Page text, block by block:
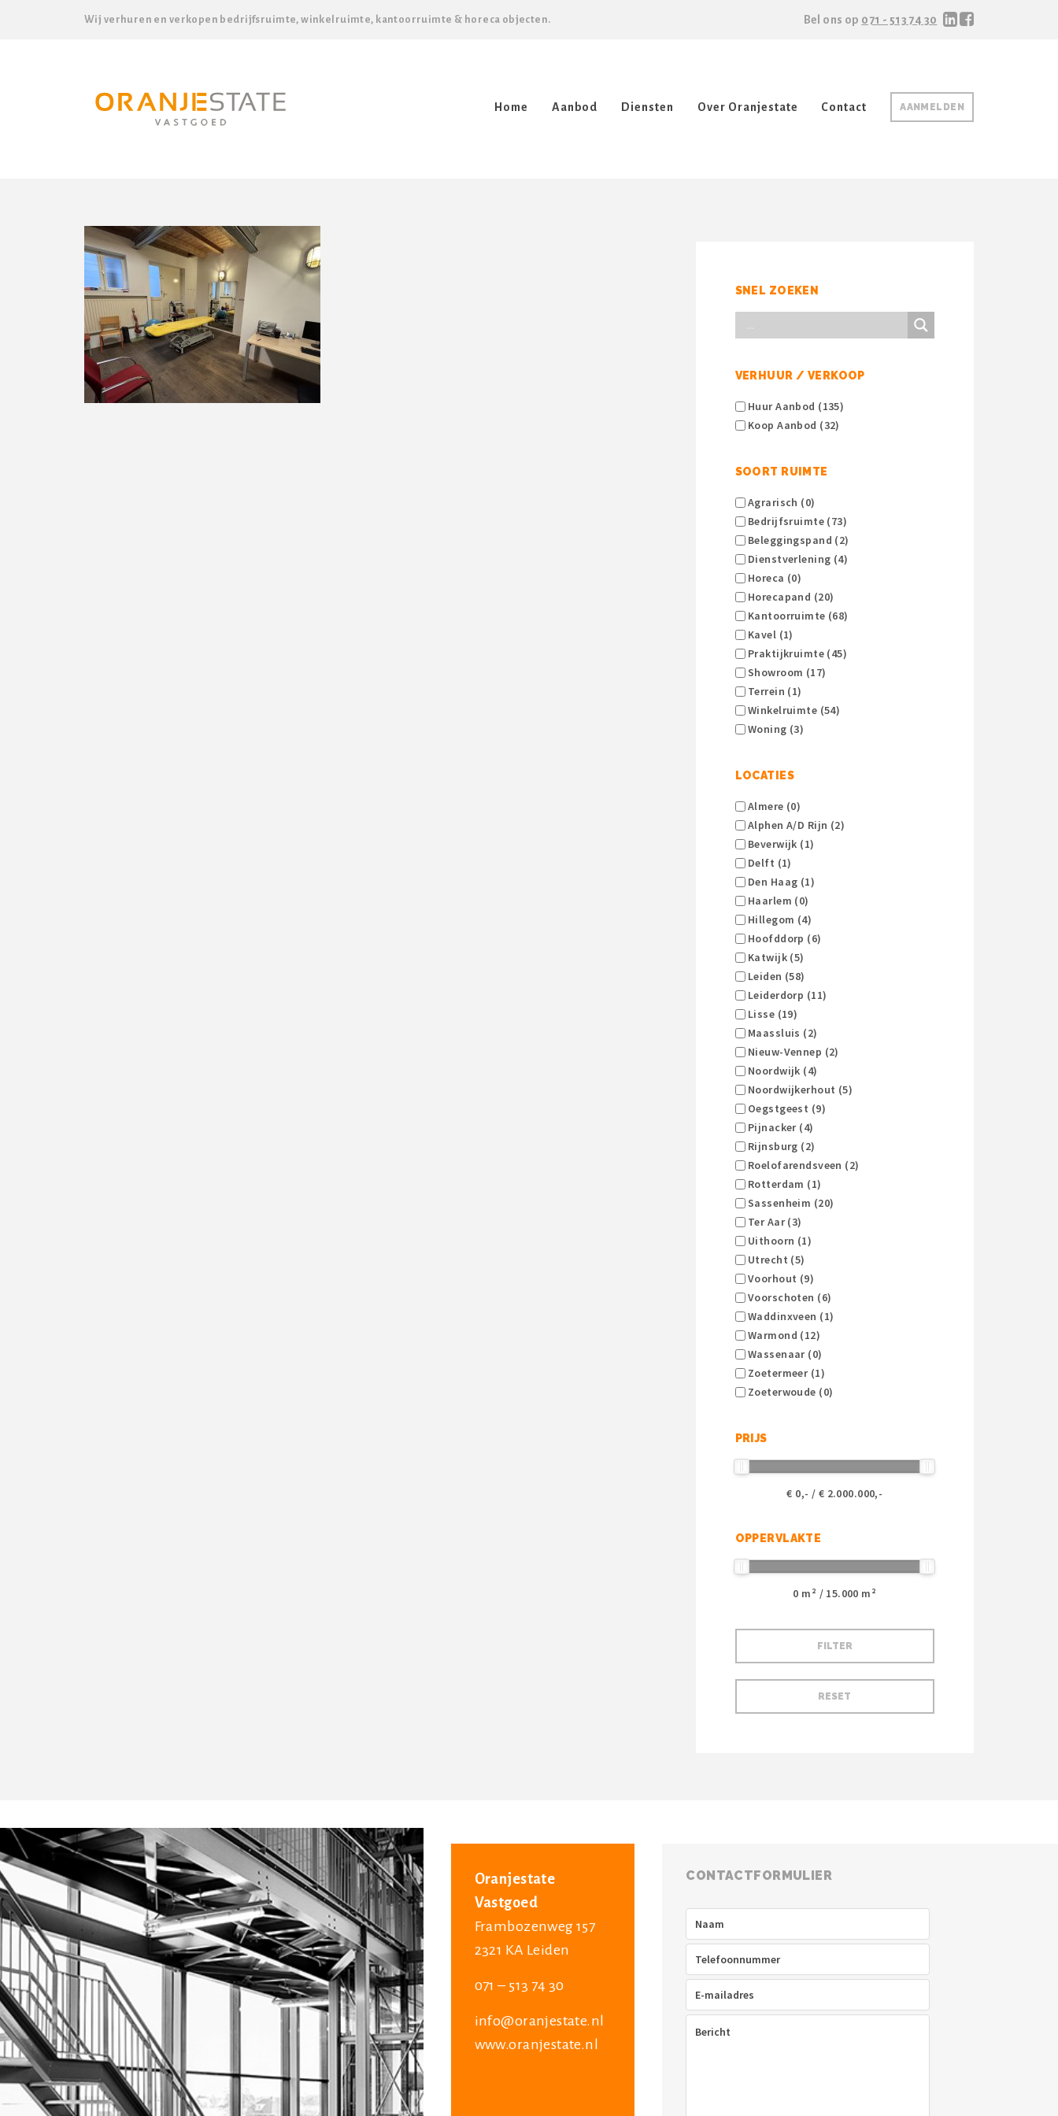
Wij verhuren en verkopen bedrijfsruimte, winkelruimte, kantoorruimte & horeca objecten. Bel ons op 071 - 513 74 30
AANMELDEN
Home Aanbod Diensten Over Oranjestate Contact
SNEL ZOEKEN
VERHUUR / VERKOOP
Huur Aanbod (135)
Koop Aanbod (32)
SOORT RUIMTE
Agrarisch (0)
Bedrijfsruimte (73)
Beleggingspand (2)
Dienstverlening (4)
Horeca (0)
Horecapand (20)
Kantoorruimte (68)
Kavel (1)
Praktijkruimte (45)
Showroom (17)
Terrein (1)
Winkelruimte (54)
Woning (3)
LOCATIES
Almere (0)
Alphen A/d Rijn (2)
Beverwijk (1)
Delft (1)
Den Haag (1)
Haarlem (0)
Hillegom (4)
Hoofddorp (6)
Katwijk (5)
Leiden (58)
Leiderdorp (11)
Lisse (19)
Maassluis (2)
Nieuw-Vennep (2)
Noordwijk (4)
Noordwijkerhout (5)
Oegstgeest (9)
Pijnacker (4)
Rijnsburg (2)
Roelofarendsveen (2)
Rotterdam (1)
Sassenheim (20)
Ter Aar (3)
Uithoorn (1)
Utrecht (5)
Voorhout (9)
Voorschoten (6)
Waddinxveen (1)
Warmond (12)
Wassenaar (0)
Zoetermeer (1)
Zoeterwoude (0)
PRIJS
€ 0,- / € 2.000.000,-
OPPERVLAKTE
0 m² / 15.000 m²
Oranjestate
Vastgoed
Frambozenweg 157
2321 KA Leiden
071 – 513 74 30
info@oranjestate.nl
www.oranjestate.nl
CONTACTFORMULIER
Telefoon
mailadres(Vereist)